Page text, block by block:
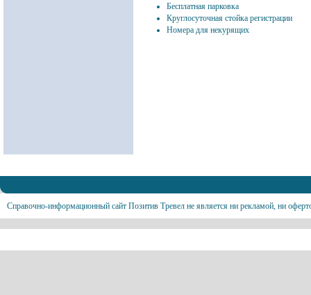
Бесплатная парковка
Круглосуточная стойка регистрации
Номера для некурящих
Справочно-информационный сайт Позитив Тревел не является ни рекламой, ни